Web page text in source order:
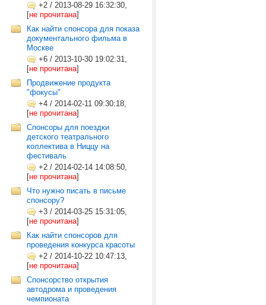
+2 / 2013-08-29 16:32:30,
[не прочитана]
Как найти спонсора для показа
документального фильма в
Москве
+6 / 2013-10-30 19:02:31,
[не прочитана]
Продвижение продукта
"фокусы"
+4 / 2014-02-11 09:30:18,
[не прочитана]
Спонсоры для поездки
детского театрального
коллектива в Ниццу на
фестиваль
+2 / 2014-02-14 14:08:50,
[не прочитана]
Что нужно писать в письме
спонсору?
+3 / 2014-03-25 15:31:05,
[не прочитана]
Как найти спонсоров для
проведения конкурса красоты
+2 / 2014-10-22 10:47:13,
[не прочитана]
Спонсорство открытия
автодрома и проведения
чемпионата